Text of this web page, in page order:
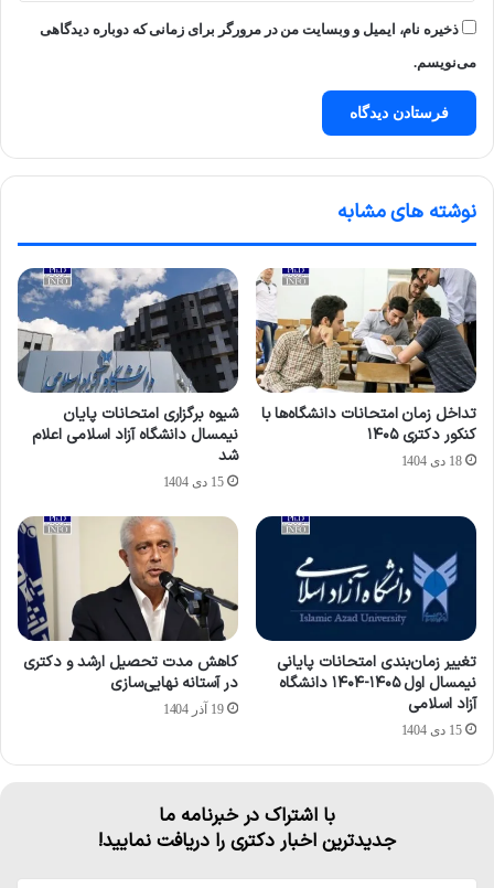
ذخیره نام، ایمیل و وبسایت من در مرورگر برای زمانی که دوباره دیدگاهی
می‌نویسم.
نوشته های مشابه
تداخل زمان امتحانات دانشگاه‌ها با
کنکور دکتری ۱۴۰۵
18 دی 1404
شیوه برگزاری امتحانات پایان
نیمسال دانشگاه آزاد اسلامی اعلام
شد
15 دی 1404
تغییر زمان‌بندی امتحانات پایانی
نیمسال اول ۱۴۰۵-۱۴۰۴ دانشگاه
آزاد اسلامی
15 دی 1404
کاهش مدت تحصیل ارشد و دکتری
در آستانه نهایی‌سازی
19 آذر 1404
با اشتراک در خبرنامه ما
جدیدترین اخبار دکتری را دریافت نمایید!